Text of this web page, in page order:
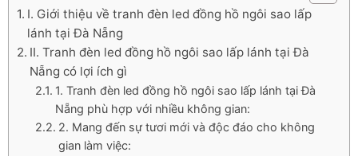
I. Giới thiệu về tranh đèn led đồng hồ ngôi sao lấp
lánh tại Đà Nẵng
II. Tranh đèn led đồng hồ ngôi sao lấp lánh tại Đà
Nẵng có lợi ích gì
1. Tranh đèn led đồng hồ ngôi sao lấp lánh tại Đà
Nẵng phù hợp với nhiều không gian:
2. Mang đến sự tươi mới và độc đáo cho không
gian làm việc: